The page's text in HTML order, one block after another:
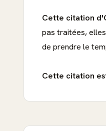
Cette citation
pas traitées,
de prendre le
Cette citation